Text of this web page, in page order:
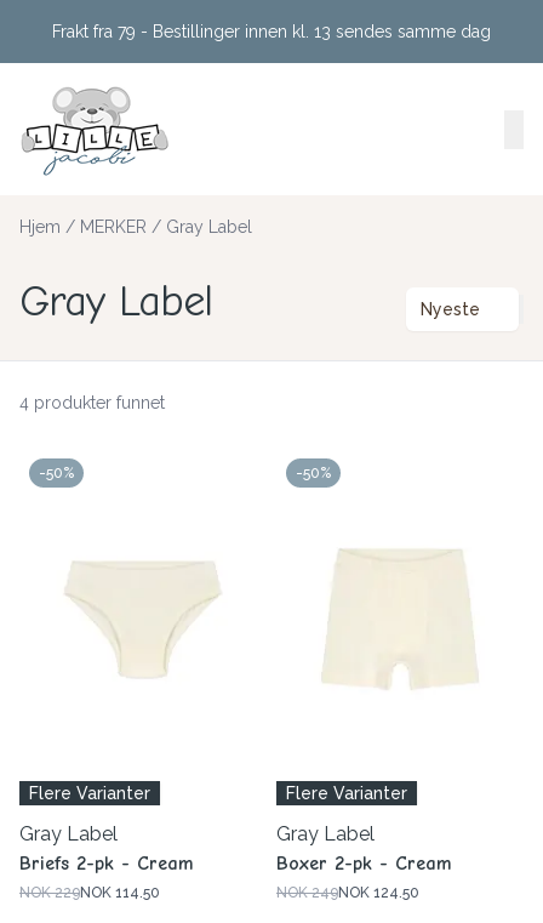
Frakt fra 79 - Bestillinger innen kl. 13 sendes samme dag
Hjem / MERKER / Gray Label
Gray Label Nyeste
4 produkter funnet
-50%
Flere Varianter
Gray Label
Briefs 2-pk - Cream
NOK 229NOK 114.50
-50%
Flere Varianter
Gray Label
Boxer 2-pk - Cream
NOK 249NOK 124.50